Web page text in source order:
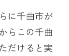
に千曲市が
らこの千曲
だけると実